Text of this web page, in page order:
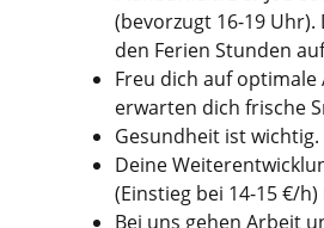
(bevorzugt 16-19
den Ferien Stunden
Freu dich auf
erwarten dich frische
Gesundheit ist
Deine
(Einstieg bei 14-15 €/
Bei uns gehen Arbeit